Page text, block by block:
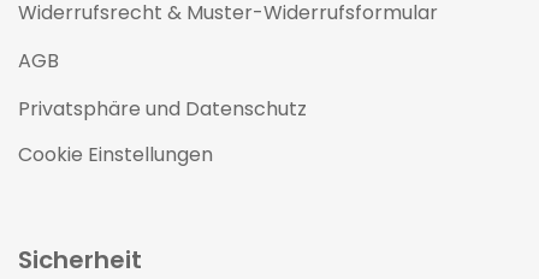
Widerrufsrecht & Muster-Widerrufsformular
AGB
Privatsphäre und Datenschutz
Cookie Einstellungen
Sicherheit